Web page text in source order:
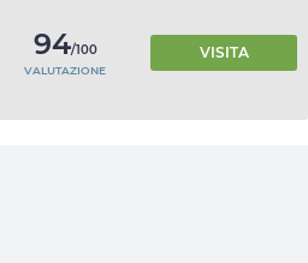
94/100
VALUTAZIONE
VISITA